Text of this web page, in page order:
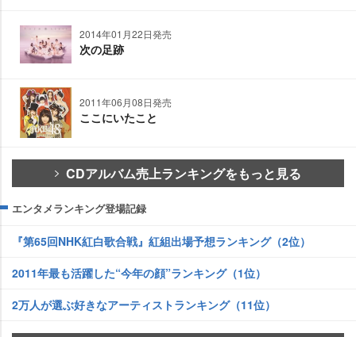
2014年01月22日発売
次の足跡
2011年06月08日発売
ここにいたこと
CDアルバム売上ランキングをもっと見る
エンタメランキング登場記録
『第65回NHK紅白歌合戦』紅組出場予想ランキング（2位）
2011年最も活躍した“今年の顔”ランキング（1位）
2万人が選ぶ好きなアーティストランキング（11位）